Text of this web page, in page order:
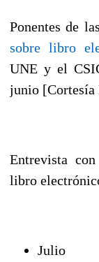
Ponentes de
sobre libro
UNE y el
junio [Cortesía
Entrevista
libro
Julio